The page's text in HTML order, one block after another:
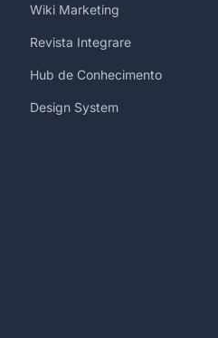
Wiki Marketing
Revista Integrare
Hub de Conhecimento
Design System